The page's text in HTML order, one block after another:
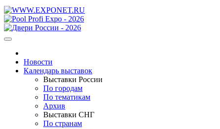
Новости
Календарь выставок
Выставки России
По городам
По тематикам
Архив
Выставки СНГ
По странам